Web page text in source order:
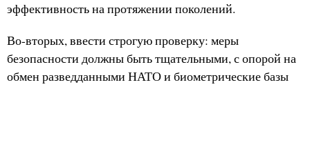
эффективность на протяжении поколений.
Во-вторых, ввести строгую проверку: меры
безопасности должны быть тщательными, с опорой на
обмен разведданными НАТО и биометрические базы